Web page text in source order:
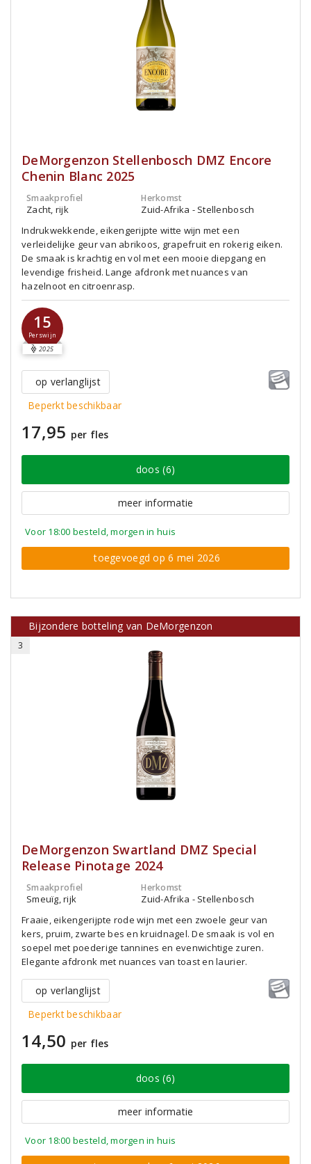
DeMorgenzon Stellenbosch DMZ Encore
Chenin Blanc 2025
Smaakprofiel
Zacht, rijk
Herkomst
Zuid-Afrika - Stellenbosch
Indrukwekkende, eikengerijpte witte wijn met een
verleidelijke geur van abrikoos, grapefruit en rokerig eiken.
De smaak is krachtig en vol met een mooie diepgang en
levendige frisheid. Lange afdronk met nuances van
hazelnoot en citroenrasp.
15
Perswijn
2025
op verlanglijst
Beperkt beschikbaar
17,95 per fles
doos (6)
meer informatie
Voor 18:00 besteld, morgen in huis
toegevoegd op 6 mei 2026
Bijzondere botteling van DeMorgenzon
3
DeMorgenzon Swartland DMZ Special
Release Pinotage 2024
Smaakprofiel
Smeuïg, rijk
Herkomst
Zuid-Afrika - Stellenbosch
Fraaie, eikengerijpte rode wijn met een zwoele geur van
kers, pruim, zwarte bes en kruidnagel. De smaak is vol en
soepel met poederige tannines en evenwichtige zuren.
Elegante afdronk met nuances van toast en laurier.
op verlanglijst
Beperkt beschikbaar
14,50 per fles
doos (6)
meer informatie
Voor 18:00 besteld, morgen in huis